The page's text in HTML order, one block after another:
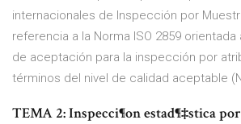
internacionales de Inspección por
referencia a la Norma ISO 2859
de aceptación para la inspección por
términos del nivel de calidad aceptable
TEMA 2: Inspecci¶on estad¶‡stica